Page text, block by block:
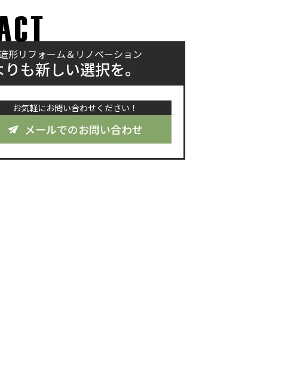
形リフォーム＆リノベーション
も新しい選択を。
お気軽にお問い合わせください！
メールでのお問い合わせ